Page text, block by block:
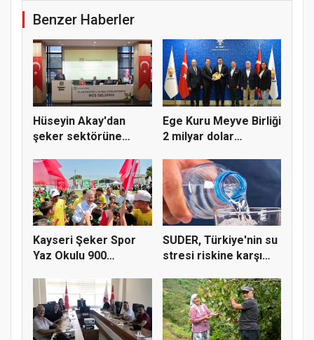
Benzer Haberler
Hüseyin Akay'dan
şeker sektörüne
Ege Kuru Meyve Birliği
2 milyar dolar
Kayseri Şeker Spor
Yaz Okulu 900
SUDER, Türkiye'nin su
stresi riskine karşı